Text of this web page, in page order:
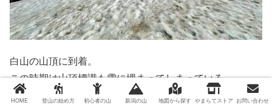
白山の山頂に到着。
この時期は山頂標識も雪に埋まってしまっている。
HOME 登山の始め方 初心者の山 新潟の山 地図から探す やまらてストア お問い合わせ